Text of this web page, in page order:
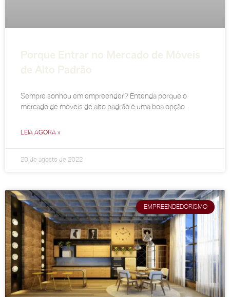
Porque Entrar no Mercado de Móveis
de Alto Padrão
Sempre sonhou em empreender? Entenda porque o
mercado de móveis de alto padrão é uma boa opção.
LEIA AGORA »
20 de agosto de 2022
EMPREENDEDORISMO